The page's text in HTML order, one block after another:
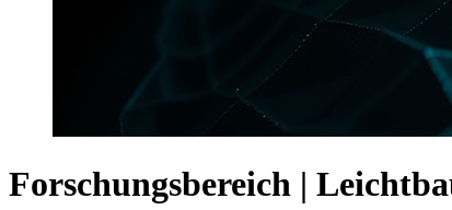
Forschungsbereich |